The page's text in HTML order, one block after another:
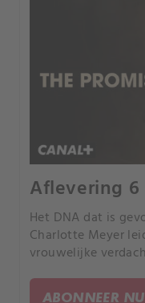
Aflevering 6
Het DNA dat is
Charlotte Meyer
vrouwelijke
Fanny Vidal en
ABONNEER NU